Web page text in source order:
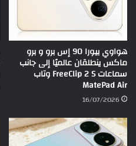
هواوي بيورا 90 إس برو و برو
ماكس ينطلقان عالميًا إلى جانب
سماعات FreeClip 2 S وتاب
MatePad Air
16/07/2026